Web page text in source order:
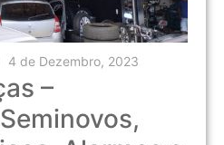
4 de Dezembro, 2023
–